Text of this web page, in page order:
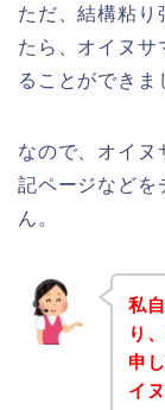
ただ、結構粘り
たら、オイヌサ
ることができま
なので、オイヌ
記ページなどを
ん。
私
り
申
イ